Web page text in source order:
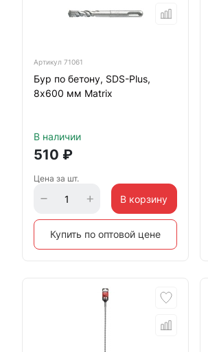
Артикул 71061
Бур по бетону, SDS-Plus,
8х600 мм Matrix
В наличии
510 ₽
Цена за шт.
В корзину
Купить по оптовой цене